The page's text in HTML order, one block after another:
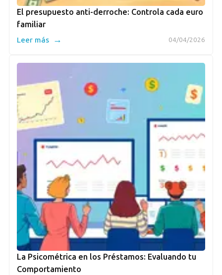
El presupuesto anti-derroche: Controla cada euro
familiar
04/04/2026
Leer más →
La Psicométrica en los Préstamos: Evaluando tu
Comportamiento